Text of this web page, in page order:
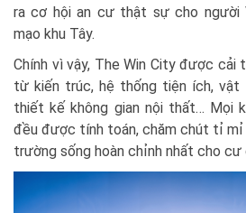
ra cơ hội an cư thật sự cho người
mạo khu Tây.
Chính vì vậy, The Win City được cải
từ kiến trúc, hệ thống tiện ích, vật
thiết kế không gian nội thất… Mọi
đều được tính toán, chăm chút tỉ mỉ
trường sống hoàn chỉnh nhất cho cư